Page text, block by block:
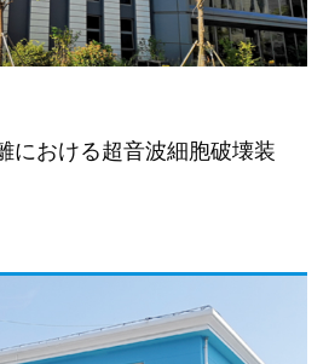
における超音波細胞破壊装